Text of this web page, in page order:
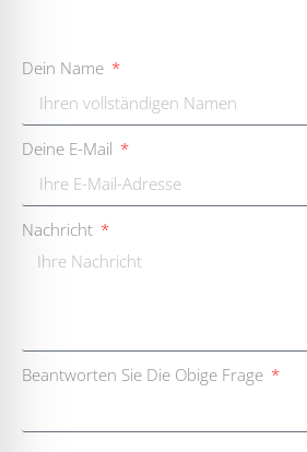
Dein Name
Deine E-Mail
Nachricht
Beantworten Sie Die Obige Frage